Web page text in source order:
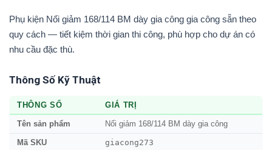
Phụ kiện Nối giảm 168/114 BM dày gia công gia công sẵn theo
quy cách — tiết kiệm thời gian thi công, phù hợp cho dự án có
nhu cầu đặc thù.
Thông Số Kỹ Thuật
THÔNG SỐ GIÁ TRỊ
Tên sản phẩm Nối giảm 168/114 BM dày gia công
Mã SKU giacong273